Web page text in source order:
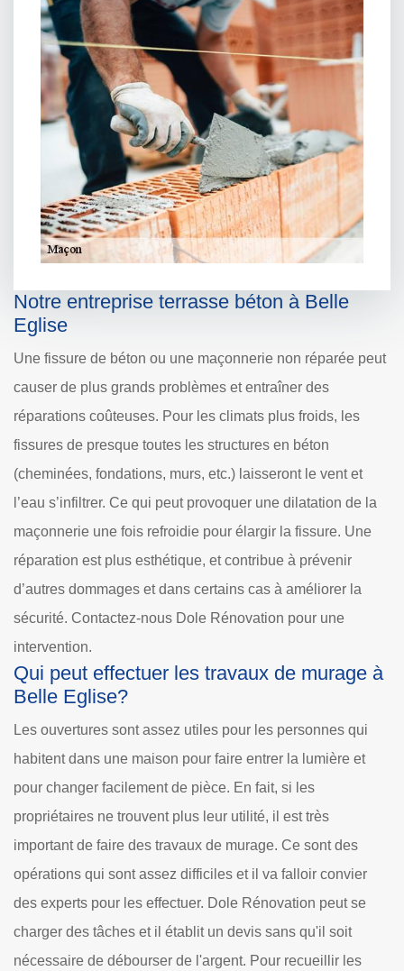
Notre entreprise terrasse béton à Belle
Eglise
Une fissure de béton ou une maçonnerie non réparée peut
causer de plus grands problèmes et entraîner des
réparations coûteuses. Pour les climats plus froids, les
fissures de presque toutes les structures en béton
(cheminées, fondations, murs, etc.) laisseront le vent et
l’eau s’infiltrer. Ce qui peut provoquer une dilatation de la
maçonnerie une fois refroidie pour élargir la fissure. Une
réparation est plus esthétique, et contribue à prévenir
d’autres dommages et dans certains cas à améliorer la
sécurité. Contactez-nous Dole Rénovation pour une
intervention.
Qui peut effectuer les travaux de murage à
Belle Eglise?
Les ouvertures sont assez utiles pour les personnes qui
habitent dans une maison pour faire entrer la lumière et
pour changer facilement de pièce. En fait, si les
propriétaires ne trouvent plus leur utilité, il est très
important de faire des travaux de murage. Ce sont des
opérations qui sont assez difficiles et il va falloir convier
des experts pour les effectuer. Dole Rénovation peut se
charger des tâches et il établit un devis sans qu'il soit
nécessaire de débourser de l'argent. Pour recueillir les